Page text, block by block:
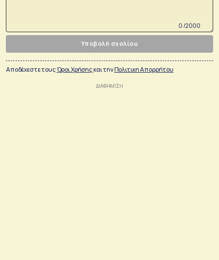
0 /2000
Υποβολή σχολίου
Αποδέχεστε τουςΌροι Χρήσηςκαι τηνΠολιτικη Απορρήτου